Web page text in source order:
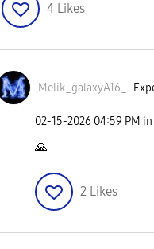
4 Likes
Melik_galaxyA16
‎02-15-2026 04:59 PM in
🙏
2 Likes